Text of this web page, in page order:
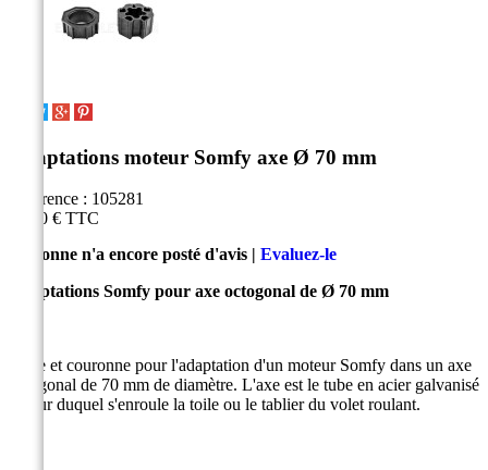
Adaptations moteur Somfy axe Ø 70 mm
Référence : 105281
14,70 € TTC
Personne n'a encore posté d'avis | Evaluez-le
Adaptations Somfy pour axe octogonal de Ø 70 mm
Roue et couronne pour l'adaptation d'un moteur Somfy dans un axe
octogonal de 70 mm de diamètre. L'axe est le tube en acier galvanisé
autour duquel s'enroule la toile ou le tablier du volet roulant.